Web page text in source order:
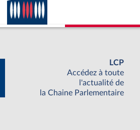
LCP
Accédez à toute
l'actualité de
la Chaine Parlementaire